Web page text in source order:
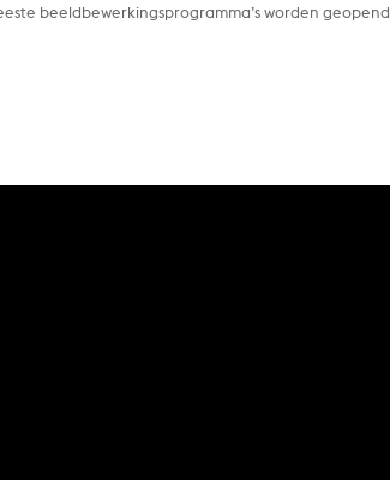
beeldbewerkingsprogramma’s worden